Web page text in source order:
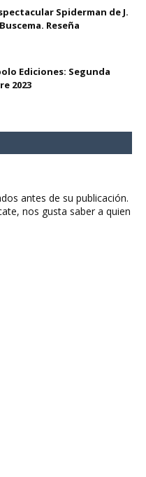
Spiderman de J.
Reseña
Ediciones: Segunda
2023
antes de su publicación.
nos gusta saber a quien